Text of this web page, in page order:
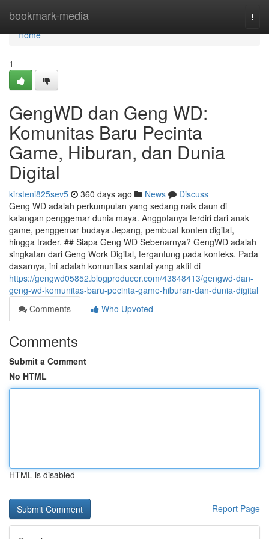
bookmark-media
Home
Home
1
GengWD dan Geng WD:
Komunitas Baru Pecinta
Game, Hiburan, dan Dunia
Digital
kirsteni825sev5 360 days ago News
Discuss
Geng WD adalah perkumpulan yang sedang naik daun di
kalangan penggemar dunia maya. Anggotanya terdiri dari anak
game, penggemar budaya Jepang, pembuat konten digital,
hingga trader. ## Siapa Geng WD Sebenarnya? GengWD adalah
singkatan dari Geng Work Digital, tergantung pada konteks. Pada
dasarnya, ini adalah komunitas santai yang aktif di
https://gengwd05852.blogproducer.com/43848413/gengwd-dan-
geng-wd-komunitas-baru-pecinta-game-hiburan-dan-dunia-digital
Comments
Who Upvoted
Comments
Submit a Comment
No HTML
HTML is disabled
Report Page